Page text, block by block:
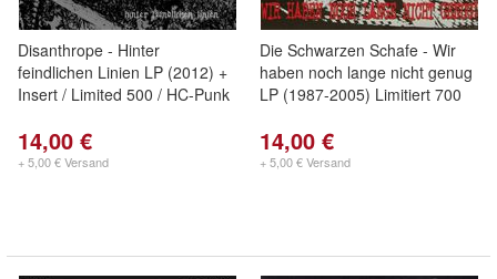
Disanthrope - Hinter
feindlichen Linien LP (2012) +
Insert / Limited 500 / HC-Punk
14,00 €
+ 5,00 € Versand
Die Schwarzen Schafe - Wir
haben noch lange nicht genug
LP (1987-2005) Limitiert 700
14,00 €
+ 5,00 € Versand